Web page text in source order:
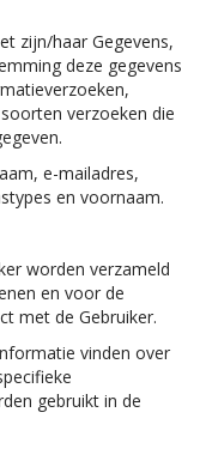
zijn/haar Gegevens,
deze gegevens
verzoeken die
e-mailadres,
en voornaam.
worden verzameld
en voor de
met de Gebruiker.
vinden over
gebruikt in de